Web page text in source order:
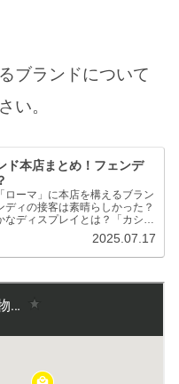
ブランドについて
い。
ド本店まとめ！フェンデ
ローマ」に本店を構えるブラン
ディの接客は素晴らしかった？
なディスプレイとは？「カシミ
したブランドがある？！マニア
2025.07.17